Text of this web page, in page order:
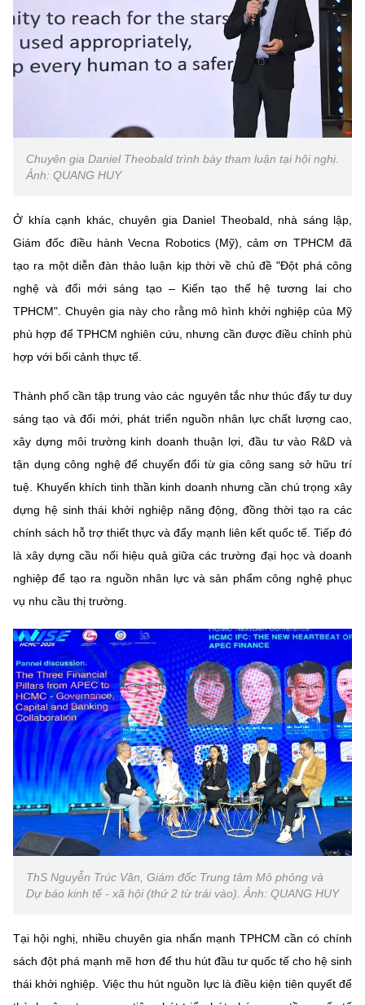
Chuyên gia Daniel Theobald trình bày tham luận tại hội nghị.
Ảnh: QUANG HUY
Ở khía cạnh khác, chuyên gia Daniel Theobald, nhà sáng lập,
Giám đốc điều hành Vecna Robotics (Mỹ), cảm ơn TPHCM đã
tạo ra một diễn đàn thảo luận kịp thời về chủ đề "Đột phá công
nghệ và đổi mới sáng tạo – Kiến tạo thế hệ tương lai cho
TPHCM". Chuyên gia này cho rằng mô hình khởi nghiệp của Mỹ
phù hợp để TPHCM nghiên cứu, nhưng cần được điều chỉnh phù
hợp với bối cảnh thực tế.
Thành phố cần tập trung vào các nguyên tắc như thúc đẩy tư duy
sáng tạo và đổi mới, phát triển nguồn nhân lực chất lượng cao,
xây dựng môi trường kinh doanh thuận lợi, đầu tư vào R&D và
tận dụng công nghệ để chuyển đổi từ gia công sang sở hữu trí
tuệ. Khuyến khích tinh thần kinh doanh nhưng cần chú trọng xây
dựng hệ sinh thái khởi nghiệp năng động, đồng thời tạo ra các
chính sách hỗ trợ thiết thực và đẩy mạnh liên kết quốc tế. Tiếp đó
là xây dựng cầu nối hiệu quả giữa các trường đại học và doanh
nghiệp để tạo ra nguồn nhân lực và sản phẩm công nghệ phục
vụ nhu cầu thị trường.
ThS Nguyễn Trúc Vân, Giám đốc Trung tâm Mô phỏng và
Dự báo kinh tế - xã hội (thứ 2 từ trái vào). Ảnh: QUANG HUY
Tại hội nghị, nhiều chuyên gia nhấn mạnh TPHCM cần có chính
sách đột phá mạnh mẽ hơn để thu hút đầu tư quốc tế cho hệ sinh
thái khởi nghiệp. Việc thu hút nguồn lực là điều kiện tiên quyết để